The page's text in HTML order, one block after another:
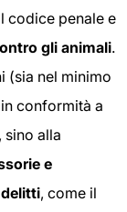
codice penale e
gli animali.
(sia nel minimo
conformità a
sino alla
e
, come il